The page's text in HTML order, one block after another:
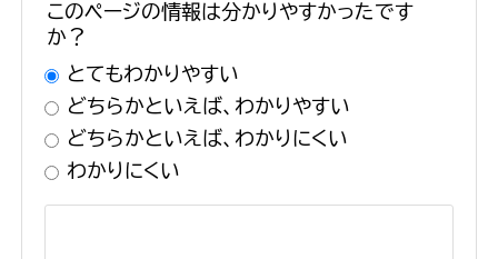
このページの情報は分かりやすかったです
か？
とてもわかりやすい
どちらかといえば、わかりやすい
どちらかといえば、わかりにくい
わかりにくい